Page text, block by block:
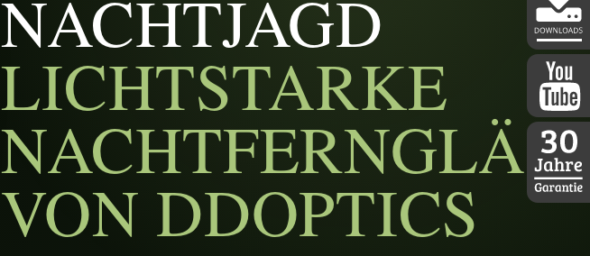
NACHTJAGD
LICHTSTARKE
VON DDOPTICS
DDoptics
DDoptics